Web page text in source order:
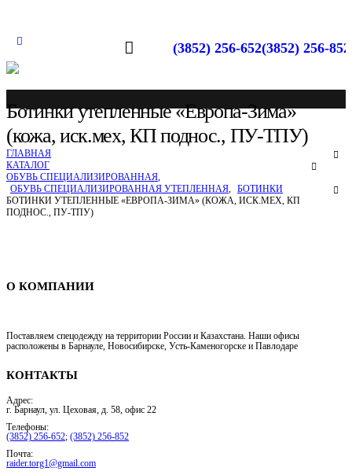
(3852) 256-652(3852) 256-852
Ботинки утепленные «Европа-Зима»
(кожа, иск.мех, КП поднос., ПУ-ТПУ)
ГЛАВНАЯ
КАТАЛОГ
ОБУВЬ СПЕЦИАЛИЗИРОВАННАЯ,
ОБУВЬ СПЕЦИАЛИЗИРОВАННАЯ УТЕПЛЕННАЯ, БОТИНКИ
БОТИНКИ УТЕПЛЕННЫЕ «ЕВРОПА-ЗИМА» (КОЖА, ИСК.МЕХ, КП
ПОДНОС., ПУ-ТПУ)
Спецодежда в Барнауле
О КОМПАНИИ
Поставляем спецодежду на территории России и Казахстана. Наши офисы
расположены в Барнауле, Новосибирске, Усть-Каменогорске и Павлодаре
КОНТАКТЫ
Адрес:
г. Барнаул, ул. Цеховая, д. 58, офис 22
Телефоны:
(3852) 256-652; (3852) 256-852
Почта:
raider.torg1@gmail.com